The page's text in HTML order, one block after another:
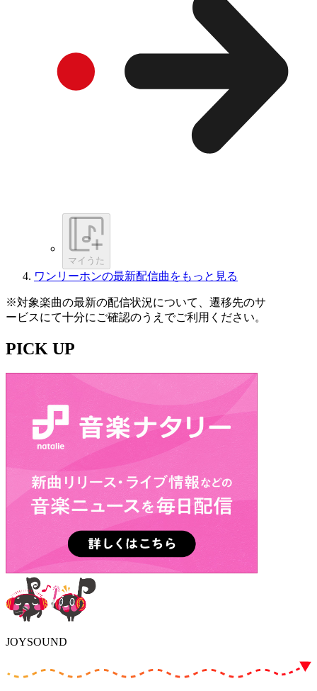
マイうた
ワンリーホンの最新配信曲をもっと見る
※対象楽曲の最新の配信状況について、遷移先のサ
ービスにて十分にご確認のうえでご利用ください。
PICK UP
JOYSOUND